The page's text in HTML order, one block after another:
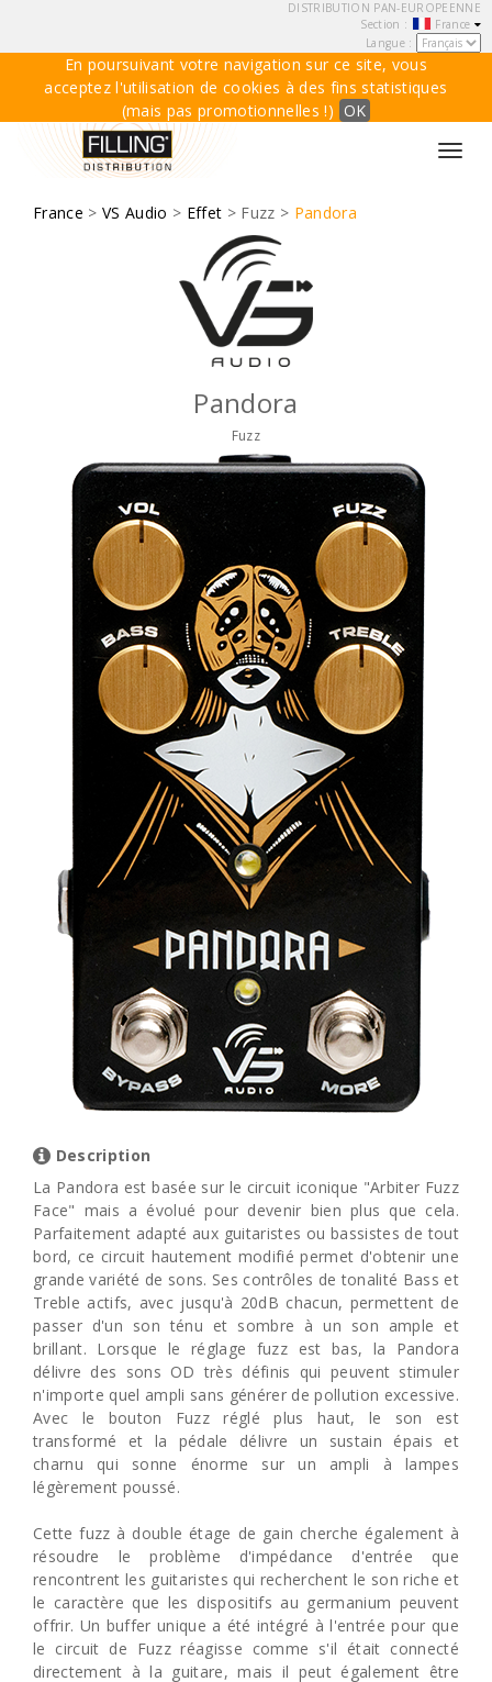
DISTRIBUTION PAN-EUROPEENNE
Section :
France
Langue :
En poursuivant votre navigation sur ce site, vous
acceptez l'utilisation de cookies à des fins statistiques
(mais pas promotionnelles !) OK
France > VS Audio > Effet > Fuzz > Pandora
Pandora
Fuzz
Description
La Pandora est basée sur le circuit iconique "Arbiter Fuzz
Face" mais a évolué pour devenir bien plus que cela.
Parfaitement adapté aux guitaristes ou bassistes de tout
bord, ce circuit hautement modifié permet d'obtenir une
grande variété de sons. Ses contrôles de tonalité Bass et
Treble actifs, avec jusqu'à 20dB chacun, permettent de
passer d'un son ténu et sombre à un son ample et
brillant. Lorsque le réglage fuzz est bas, la Pandora
délivre des sons OD très définis qui peuvent stimuler
n'importe quel ampli sans générer de pollution excessive.
Avec le bouton Fuzz réglé plus haut, le son est
transformé et la pédale délivre un sustain épais et
charnu qui sonne énorme sur un ampli à lampes
légèrement poussé.
Cette fuzz à double étage de gain cherche également à
résoudre le problème d'impédance d'entrée que
rencontrent les guitaristes qui recherchent le son riche et
le caractère que les dispositifs au germanium peuvent
offrir. Un buffer unique a été intégré à l'entrée pour que
le circuit de Fuzz réagisse comme s'il était connecté
directement à la guitare, mais il peut également être